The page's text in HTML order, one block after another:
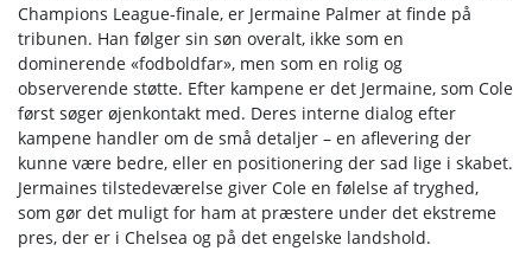
Champions League-finale, er Jermaine Palmer at finde på
tribunen. Han følger sin søn overalt, ikke som en
dominerende «fodboldfar», men som en rolig og
observerende støtte. Efter kampene er det Jermaine, som Cole
først søger øjenkontakt med. Deres interne dialog efter
kampene handler om de små detaljer – en aflevering der
kunne være bedre, eller en positionering der sad lige i skabet.
Jermaines tilstedeværelse giver Cole en følelse af tryghed,
som gør det muligt for ham at præstere under det ekstreme
pres, der er i Chelsea og på det engelske landshold.